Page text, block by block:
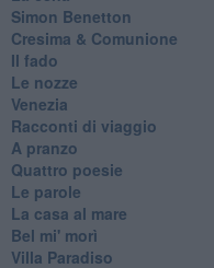
Simon Benetton
Cresima & Comunione
Il fado
Le nozze
Venezia
Racconti di viaggio
A pranzo
Quattro poesie
Le parole
La casa al mare
Bel mi' morì
Villa Paradiso